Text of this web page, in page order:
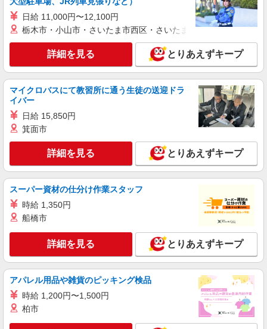
株式会社kotrio /●OK-H-1875432
≪観音寺市≫高収入＆負担少！高級シニアマン
ションの支援STAFF
時給1450円〜2062円 ＜日払い有/週払い有/交
通費全支給(ガソリン代含む)＞
観音寺市内に多数！
キープ 詳細を見る
株式会社kotrio /●OK-H-1975934
観音寺市｜リハビリ補助などのデイサービス
STAFF♪未経験OK
時給1350円〜2062円 ＜日払い有/週払い有/交
キープ 詳細を見る
派遣社員
株式会社kotrio /●OK-H-1993622
観音寺市＊グループホームSTAFF＊生活のサ
時給1350円〜2062円 ＜日払い有/週払い有/交
日給 11,000円〜12,100円
栃木市・小山市・さいたま市西区・さいたま市岩槻区・久喜市・
詳細を見る とりあえずキープ
マイクロバスにて教習所に通う生徒の送迎ドラ
イバー
日給 15,850円
箕面市
詳細を見る とりあえずキープ
スーパー資材の仕分け作業スタッフ
時給 1,350円
船橋市
詳細を見る とりあえずキープ
アパレル用品や雑貨のピッキング検品
時給 1,200円〜1,500円
柏市